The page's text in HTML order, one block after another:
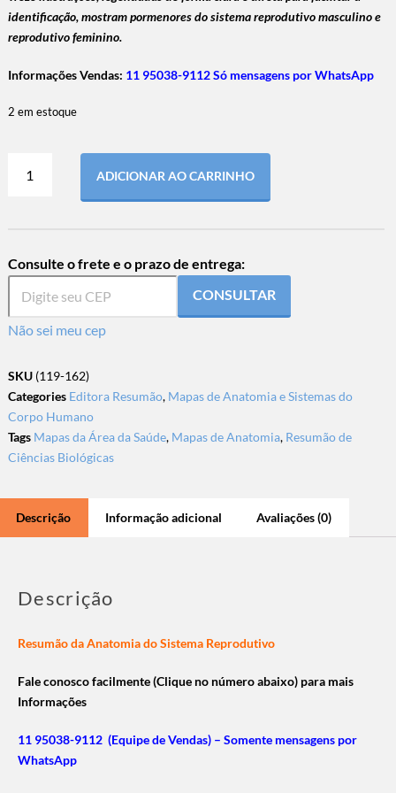
identificação, mostram pormenores do sistema reprodutivo masculino e
reprodutivo feminino.
Informações Vendas: 11 95038-9112 Só mensagens por WhatsApp
2 em estoque
ADICIONAR AO CARRINHO
Consulte o frete e o prazo de entrega:
CONSULTAR
Não sei meu cep
SKU (119-162)
Categories Editora Resumão, Mapas de Anatomia e Sistemas do
Corpo Humano
Tags Mapas da Área da Saúde, Mapas de Anatomia, Resumão de
Ciências Biológicas
Descrição Informação adicional Avaliações (0)
Descrição
Resumão da Anatomia do Sistema Reprodutivo
Fale conosco facilmente (Clique no número abaixo) para mais
Informações
11 95038-9112 (Equipe de Vendas) – Somente mensagens por
WhatsApp